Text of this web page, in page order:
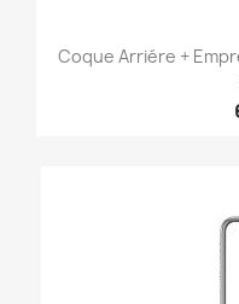
Coque Arriére +